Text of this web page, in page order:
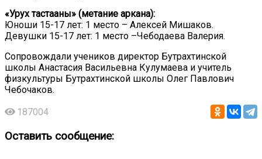
«Урух тастааны» (метание аркана):
Юноши 15-17 лет: 1 место – Алексей Мишаков.
Девушки 15-17 лет: 1 место –Чебодаева Валерия.
Сопровождали учеников директор Бутрахтинской
школы Анастасия Васильевна Кулумаева и учитель
физкультуры Бутрахтинской школы Олег Павлович
Чебочаков.
187004
Оставить сообщение: